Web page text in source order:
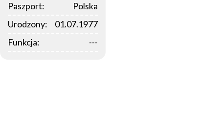
Paszport:
Polska
Urodzony:
01.07.1977
Funkcja:
---